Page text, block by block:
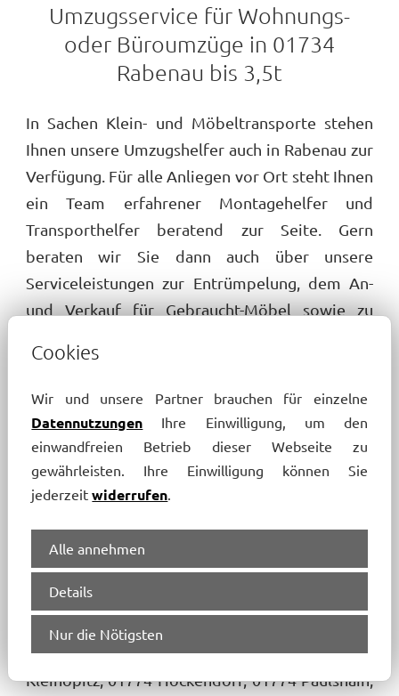
Umzugsservice für Wohnungs-
oder Büroumzüge in 01734
Rabenau bis 3,5t
In Sachen Klein- und Möbeltransporte stehen
Ihnen unsere Umzugshelfer auch in Rabenau zur
Verfügung. Für alle Anliegen vor Ort steht Ihnen
ein Team erfahrener Montagehelfer und
Transporthelfer beratend zur Seite. Gern
beraten wir Sie dann auch über unsere
Serviceleistungen zur Entrümpelung, dem An-
und Verkauf für Gebraucht-Möbel sowie zu
unserem Standort in Dresden übernehmen wir
auch die Planung für Ihren Umzug mit
Möbeltransport in Rabenau und Umland:
01734 Spechtritz, 01734 Lübau, 01734
Obernaundorf, 01734 Oelsa, 01705 Somsdorf,
Börnchen, 01774 Borlas, 01737 Tharandt, 01705
Weißig, 01734 Karsdorf, 01728 Welschhufe,
01705 Kleinnaundorf, 01728 Possendorf, 01737
Großopitz, 01728 Hänichen, 01744 Malter,
01744 Paulsdorf, 01705 Saalhausen, 01737
Kleinopitz, 01774 Höckendorf, 01774 Paulshain,
Cookies
Wir und unsere Partner brauchen für einzelne
Datennutzungen Ihre Einwilligung, um den
einwandfreien Betrieb dieser Webseite zu
gewährleisten. Ihre Einwilligung können Sie
jederzeitwiderrufen
Alle annehmen
Details
Nur die Nötigsten